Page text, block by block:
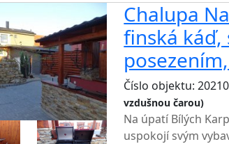
Chalupa
finská káď,
Číslo objektu:
vzdušnou čarou)
Na úpatí Bílých
uspokojí svým